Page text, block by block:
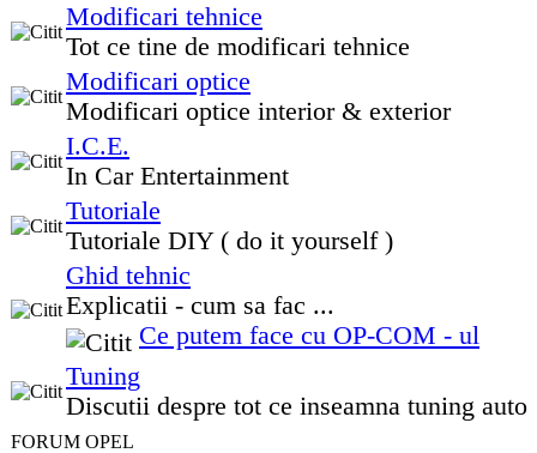
Modificari tehnice
Tot ce tine de modificari tehnice
Modificari optice
Modificari optice interior & exterior
I.C.E.
In Car Entertainment
Tutoriale
Tutoriale DIY ( do it yourself )
Ghid tehnic
Explicatii - cum sa fac ...
Ce putem face cu OP-COM - ul
Tuning
Discutii despre tot ce inseamna tuning auto
FORUM OPEL